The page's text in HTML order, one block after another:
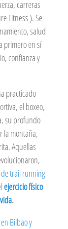
carreras
Fitness ). Se
salud
primero en sí
confianza y
practicado
el boxeo,
su profundo
la montaña,
Aquellas
trail running
ejercicio físico
.
Bilbao y